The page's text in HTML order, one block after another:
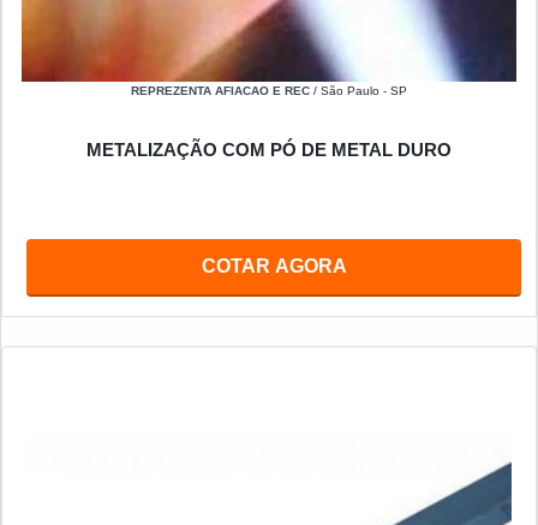
REPREZENTA AFIACAO E REC / São Paulo - SP
METALIZAÇÃO COM PÓ DE METAL DURO
COTAR AGORA